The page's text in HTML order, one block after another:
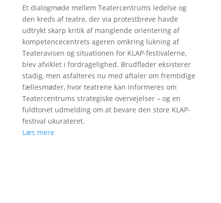
Et dialogmøde mellem Teatercentrums ledelse og
den kreds af teatre, der via protestbreve havde
udtrykt skarp kritik af manglende orientering af
kompetencecentrets ageren omkring lukning af
Teateravisen og situationen for KLAP-festivalerne,
blev afviklet i fordragelighed. Brudflader eksisterer
stadig, men asfalteres nu med aftaler om fremtidige
fællesmøder, hvor teatrene kan informeres om
Teatercentrums strategiske overvejelser – og en
fuldtonet udmelding om at bevare den store KLAP-
festival ukurateret.
Læs mere